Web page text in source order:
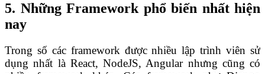
5. Những Framework phổ biến nhất hiện
nay
Trong số các framework được nhiều lập trình viên sử
dụng nhất là React, NodeJS, Angular nhưng cũng có